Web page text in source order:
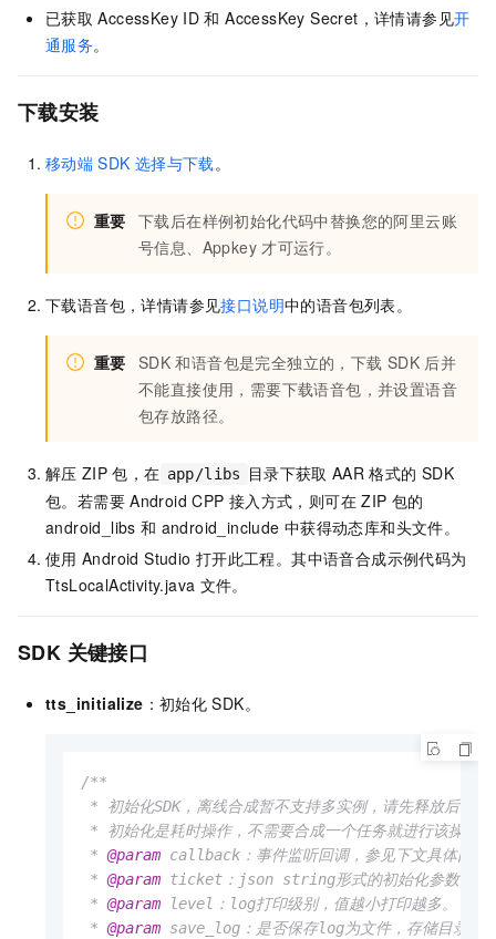
已获取 AccessKey ID 和 AccessKey Secret，详情请参见开
通服务。
下载安装
移动端 SDK 选择与下载。
重要 下载后在样例初始化代码中替换您的阿里云账
号信息、Appkey 才可运行。
下载语音包，详情请参见接口说明中的语音包列表。
重要 SDK 和语音包是完全独立的，下载 SDK 后并
不能直接使用，需要下载语音包，并设置语音
包存放路径。
解压 ZIP 包，在 app/libs 目录下获取 AAR 格式的 SDK
包。若需要 Android CPP 接入方式，则可在 ZIP 包的
android_libs 和 android_include 中获得动态库和头文件。
使用 Android Studio 打开此工程。其中语音合成示例代码为
TtsLocalActivity.java 文件。
SDK 关键接口
tts_initialize ：初始化 SDK。
/**
* 初始化SDK，离线合成暂不支持多实例，请先释放后再
* 初始化是耗时操作，不需要合成一个任务就进行该操作
* @param callback：事件监听回调，参见下文具体回调
* @param ticket：json string形式的初始化参数，
* @param level：log打印级别，值越小打印越多。
* @param save_log：是否保存log为文件，存储目录为